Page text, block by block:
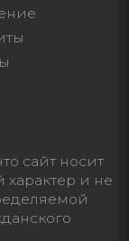
сайт носит
и не